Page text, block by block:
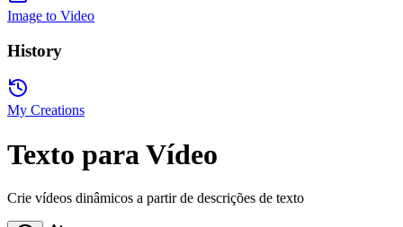
Image to Video
History
My Creations
Texto para Vídeo
Crie vídeos dinâmicos a partir de descrições de texto